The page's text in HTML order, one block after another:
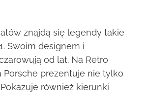
znajdą się legendy takie
Swoim designem i
od lat. Na Retro
Porsche prezentuje nie tylko
również kierunki